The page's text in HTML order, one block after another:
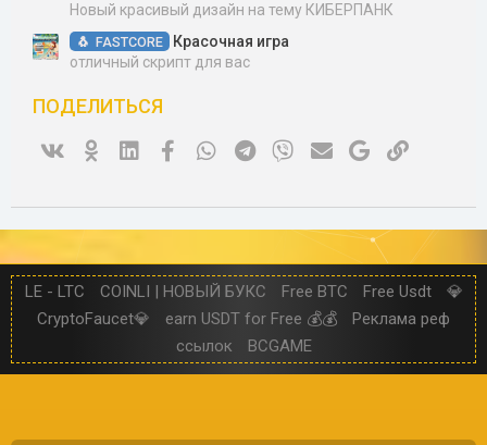
Новый красивый дизайн на тему КИБЕРПАНК
FASTCORE
Красочная игра
отличный скрипт для вас
ПОДЕЛИТЬСЯ
Ok Linked InFacebookWhatsAppTelegram
Viber Электронная почта
Google
LE - LTC COINLI | НОВЫЙ БУКС Free BTC Free Usdt
💎
CryptoFaucet💎
earn USDT for Free 💰💰
Реклама реф
ссылок
BCGAME